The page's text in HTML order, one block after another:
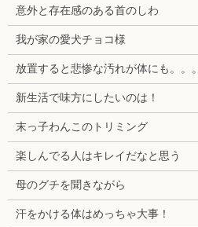
意外と存在感のある首のしわ
我が家の愛犬チョコ様
放置すると悲惨な汚れが体にも。。。
新生活で味方にしたいのは！
末っ子わんこのトリミング
楽しんでる人はキレイだなと思う
母のグチを聞きながら
汗をかける体はめっちゃ大事！